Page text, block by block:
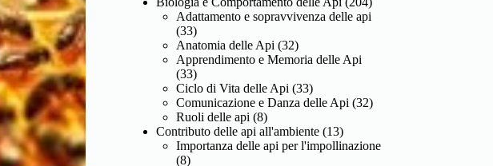
Adattamento e sopravvivenza delle api
(33)
Anatomia delle Api (32)
Apprendimento e Memoria delle Api
(33)
Ciclo di Vita delle Api (33)
Comunicazione e Danza delle Api (32)
Ruoli delle api (8)
Contributo delle api all'ambiente (13)
Importanza delle api per l'impollinazione
(8)